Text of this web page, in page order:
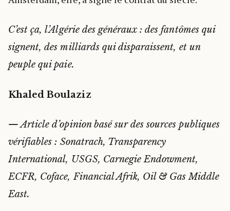
C’est ça, l’Algérie des généraux : des fantômes qui
signent, des milliards qui disparaissent, et un
peuple qui paie.
Khaled Boulaziz
— Article d’opinion basé sur des sources publiques
vérifiables : Sonatrach, Transparency
International, USGS, Carnegie Endowment,
ECFR, Coface, Financial Afrik, Oil & Gas Middle
East.